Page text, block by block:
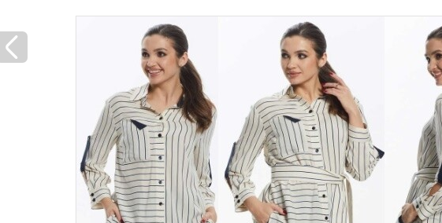
Размер Обхват
40
80
42
44
88
46
92
48
96
50
100